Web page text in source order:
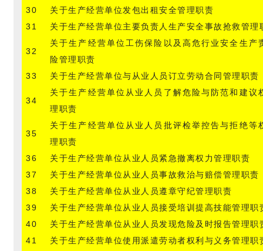
30
关于生产经营单位发包出租安全管理职责
31
关于生产经营单位主要负责人生产安全事故抢救管理
32
关于生产经营单位工伤保险以及高危行业安全生产
险管理职责
33
关于生产经营单位与从业人员订立劳动合同管理职责
34
关于生产经营单位从业人员了解危险与防范和建议
理职责
35
关于生产经营单位从业人员批评检举控告与拒绝等
理职责
36
关于生产经营单位从业人员紧急撤离权力管理职责
37
关于生产经营单位从业人员事故救治与赔偿管理职责
38
关于生产经营单位从业人员遵章守纪管理职责
39
关于生产经营单位从业人员接受培训提高技能管理职
40
关于生产经营单位从业人员发现危险及时报告管理职
41
关于生产经营单位使用派遣劳动者权利与义务管理职